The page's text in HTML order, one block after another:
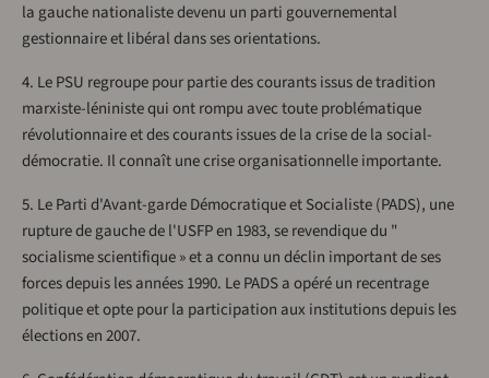
la gauche nationaliste devenu un parti gouvernemental
gestionnaire et libéral dans ses orientations.
4. Le PSU regroupe pour partie des courants issus de tradition
marxiste-léniniste qui ont rompu avec toute problématique
révolutionnaire et des courants issues de la crise de la social-
démocratie. Il connaît une crise organisationnelle importante.
5. Le Parti d'Avant-garde Démocratique et Socialiste (PADS), une
rupture de gauche de l'USFP en 1983, se revendique du "
socialisme scientifique » et a connu un déclin important de ses
forces depuis les années 1990. Le PADS a opéré un recentrage
politique et opte pour la participation aux institutions depuis les
élections en 2007.